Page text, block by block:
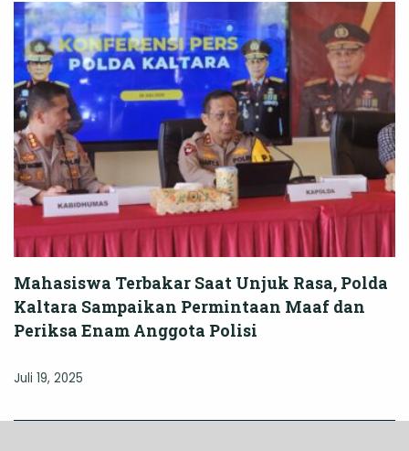
Mahasiswa Terbakar Saat Unjuk Rasa, Polda
Kaltara Sampaikan Permintaan Maaf dan
Periksa Enam Anggota Polisi
Juli 19, 2025